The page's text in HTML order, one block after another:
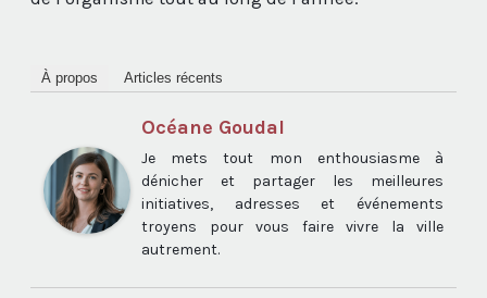
À propos Articles récents
Océane Goudal
Je mets tout mon enthousiasme à
dénicher et partager les meilleures
initiatives, adresses et événements
troyens pour vous faire vivre la ville
autrement.